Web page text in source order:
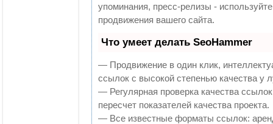
упоминания, пресс-релизы -
продвижения вашего сайта.
Что умеет делать SeoHammer
— Продвижение в один клик,
ссылок с высокой степенью качества у
— Регулярная проверка качества
пересчет показателей качества проекта.
— Все известные форматы ссылок: